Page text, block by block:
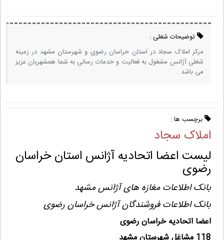
توضیحات شغلی :
مرکز املاک سجاد در استان خراسان رضوی و شهرستان مشهد در زمینه
شغلی آژانس مشغول به فعالیت و خدمات رسانی به شما همشهریان عزیز
می باشد .
برچسب ها :
املاک سجاد
لیست اعضا اتحادیه آژانس استان خراسان
رضوی
بانک اطلاعات مغازه های آژانس مشهد
بانک اطلاعات فروشندگان آژانس خراسان رضوی
اعضا اتحادیه خراسان رضوی